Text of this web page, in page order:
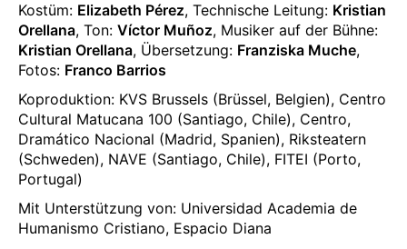
Kostüm: Elizabeth Pérez, Technische Leitung: Kristian
Orellana, Ton: Víctor Muñoz, Musiker auf der Bühne:
Kristian Orellana, Übersetzung: Franziska Muche,
Fotos: Franco Barrios
Koproduktion: KVS Brussels (Brüssel, Belgien), Centro
Cultural Matucana 100 (Santiago, Chile), Centro,
Dramático Nacional (Madrid, Spanien), Riksteatern
(Schweden), NAVE (Santiago, Chile), FITEI (Porto,
Portugal)
Mit Unterstützung von: Universidad Academia de
Humanismo Cristiano, Espacio Diana